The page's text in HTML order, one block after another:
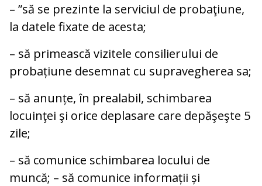
– ”să se prezinte la serviciul de probaţiune,
la datele fixate de acesta;
– să primească vizitele consilierului de
probațiune desemnat cu supravegherea sa;
– să anunțe, în prealabil, schimbarea
locuinţei şi orice deplasare care depăşeşte 5
zile;
– să comunice schimbarea locului de
muncă; – să comunice informații și